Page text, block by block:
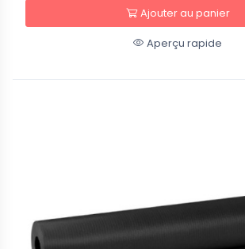
Ajouter au panier
Aperçu rapide